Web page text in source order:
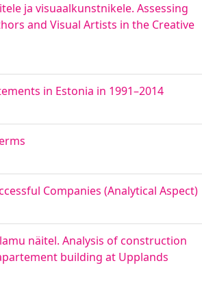
ja visuaalkunstnikele. Assessing
and Visual Artists in the Creative
in Estonia in 1991–2014
Companies (Analytical Aspect)
näitel. Analysis of construction
building at Upplands